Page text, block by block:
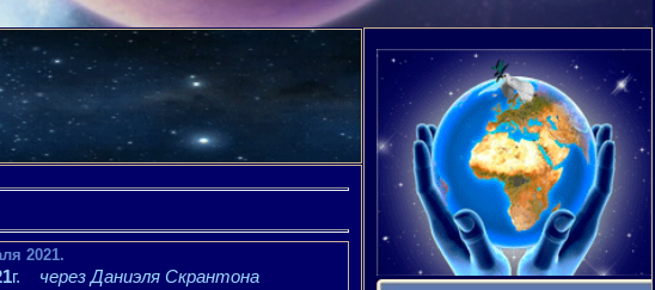
2021.
г.
через Даниэля Скрантона